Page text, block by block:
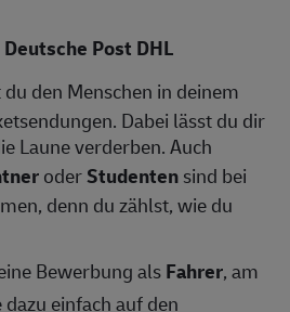
Post DHL
den Menschen in deinem
Dabei lässt du dir
Laune verderben. Auch
oderStudentensind bei
denn du zählst, wie du
Bewerbung alsFahrer, am
dazu einfach auf den